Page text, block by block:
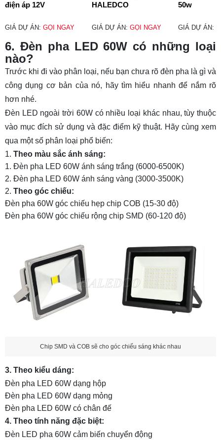
điện áp 12V
GIÁ DỰ ÁN: GỌI NGAY
HALEDCO
GIÁ DỰ ÁN: GỌI NGAY
50w
GIÁ DỰ ÁN:
6. Đèn pha LED 60W có những loại
nào?
Trước khi đi vào phân loại, nếu bạn chưa rõ đèn pha là gì và
công dụng cơ bản của nó, hãy tìm hiểu nhanh để nắm rõ
hơn nhé.
Đèn LED ngoài trời 60W có nhiều loại khác nhau, tùy thuộc
vào mục đích sử dụng và đặc điểm kỹ thuật. Hãy cùng xem
qua một số phân loại phổ biến:
Theo màu sắc ánh sáng:
Đèn pha LED 60W ánh sáng trắng (6000-6500K)
Đèn pha LED 60W ánh sáng vàng (3000-3500K)
Theo góc chiếu:
Đèn pha 60W góc chiếu hẹp chip COB (15-30 độ)
Đèn pha 60W góc chiếu rộng chip SMD (60-120 độ)
Chip SMD và COB sẽ cho góc chiếu sáng khác nhau
3. Theo kiểu dáng:
Đèn pha LED 60W dạng hộp
Đèn pha LED 60W dạng mỏng
Đèn pha LED 60W có chân đế
4. Theo tính năng đặc biệt:
Đèn LED pha 60W cảm biến chuyển động